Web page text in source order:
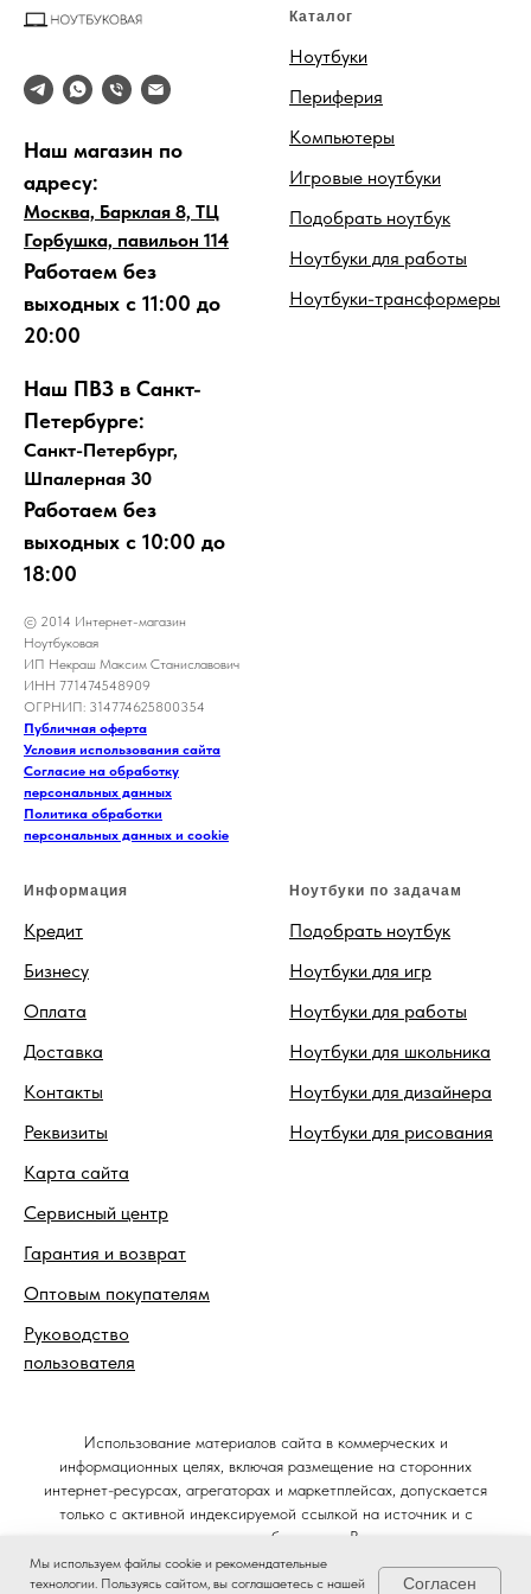
Наш магазин по
адресу:
Москва, Барклая 8, ТЦ
Горбушка, павильон 114
Работаем без
выходных с 11:00 до
20:00
Наш ПВЗ в Санкт-
Петербурге:
Санкт-Петербург,
Шпалерная 30
Работаем без
выходных с 10:00 до
18:00
© 2014 Интернет-магазин
Ноутбуковая
ИП Некраш Максим Станиславович
ИНН 771474548909
ОГРНИП: 314774625800354
Публичная оферта
Условия использования сайта
Согласие на обработку
персональных данных
Политика обработки
персональных данных и cookie
Каталог
Ноутбуки
Периферия
Компьютеры
Игровые ноутбуки
Подобрать ноутбук
Ноутбуки для работы
Ноутбуки-трансформеры
Информация
Кредит
Бизнесу
Оплата
Доставка
Контакты
Реквизиты
Карта сайта
Сервисный центр
Гарантия и возврат
Оптовым покупателям
Руководство
пользователя
Ноутбуки по задачам
Подобрать ноутбук
Ноутбуки для игр
Ноутбуки для работы
Ноутбуки для школьника
Ноутбуки для дизайнера
Ноутбуки для рисования
Использование материалов сайта в коммерческих и
информационных целях, включая размещение на сторонних
интернет-ресурсах, агрегаторах и маркетплейсах, допускается
только с активной индексируемой ссылкой на источник и с
письменного разрешения правообладателя. В случае нарушения
авторских прав правообладатель оставляет за собой право на
защиту своих интересов в судебном порядке и требование
Мы используем файлы cookie и рекомендательные
технологии. Пользуясь сайтом, вы соглашаетесь с нашей
Согласен